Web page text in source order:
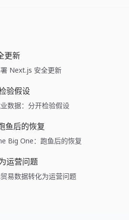
更新
Next.js 安全更新
验假设
数据：分开检验假设
鱼后的恢复
Big One：跑鱼后的恢复
运营问题
易数据转化为运营问题